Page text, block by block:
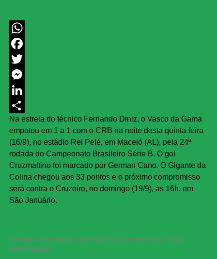
WhatsApp
Facebook
Twitter
Messenger
LinkedIn
Share
Na estreia do técnico Fernando Diniz, o Vasco da Gama
empatou em 1 a 1 com o CRB na noite desta quinta-feira
(16/9), no estádio Rei Pelé, em Maceió (AL), pela 24ª
rodada do Campeonato Brasileiro Série B. O gol
Cruzmaltino foi marcado por German Cano. O Gigante da
Colina chegou aos 33 pontos e o próximo compromisso
será contra o Cruzeiro, no domingo (19/9), às 16h, em
São Januário.
Fernando Diniz estreia com empate fora de casa (Foto: Rafael
Ribeiro/Vasco)